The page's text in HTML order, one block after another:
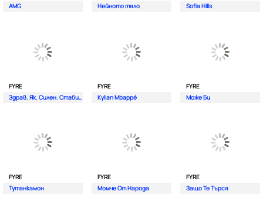
AMG
Нейното тяло
Sofia Hills
FYRE
Здрав. Як. Силен. Стабилен.
FYRE
Kylian Mbappé
FYRE
Може Би
FYRE
Тутанкамон
FYRE
Момче От Народа
FYRE
Защо Те Търся